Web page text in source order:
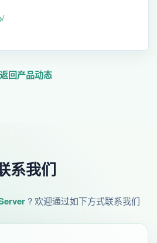
返回产品动态
系我们
? 欢迎通过如下方式联系我们